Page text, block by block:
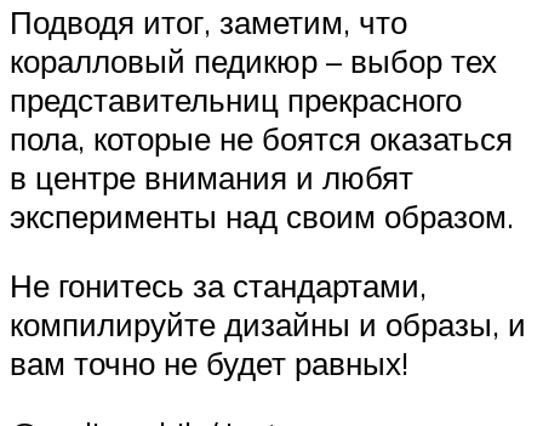
Подводя итог, заметим, что
коралловый педикюр – выбор тех
представительниц прекрасного
пола, которые не боятся оказаться
в центре внимания и любят
эксперименты над своим образом.
Не гонитесь за стандартами,
компилируйте дизайны и образы, и
вам точно не будет равных!